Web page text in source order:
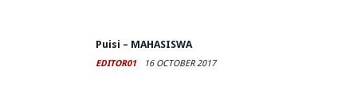
Puisi – MAHASISWA
EDITOR01 16 OCTOBER 2017